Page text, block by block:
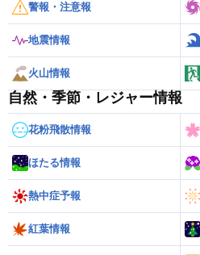
警報・注意報
地震情報
火山情報
自然・季節・レジャー情報
花粉飛散情報
ほたる情報
熱中症予報
紅葉情報